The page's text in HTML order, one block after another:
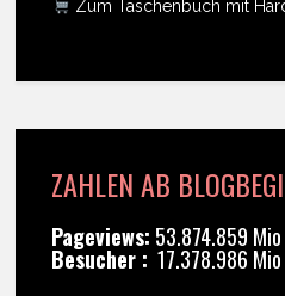
Zum Taschenbuch mit
ZAHLEN AB
Pageviews: 53.874.859 Mio
Besucher : 17.378.986 Mio